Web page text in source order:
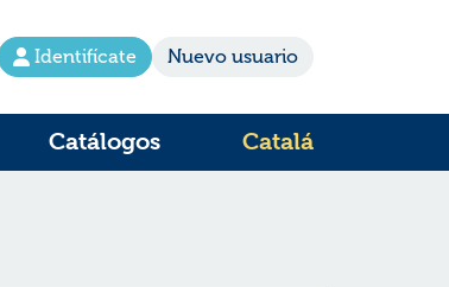
Identifícate Nuevo usuario
Catálogos Catalá